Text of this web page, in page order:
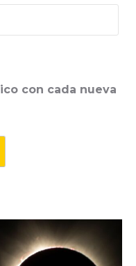
con cada nueva